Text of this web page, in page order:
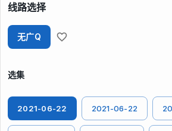
线路选择
无广Q
选集
2021-06-22 2021-06-22